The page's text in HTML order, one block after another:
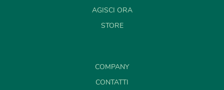
AGISCI ORA
STORE
COMPANY
CONTATTI